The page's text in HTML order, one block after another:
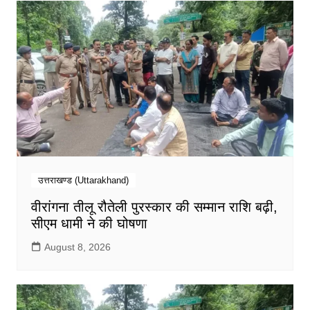
उत्तराखण्ड (Uttarakhand)
वीरांगना तीलू रौतेली पुरस्कार की सम्मान राशि बढ़ी,
सीएम धामी ने की घोषणा
August 8, 2026